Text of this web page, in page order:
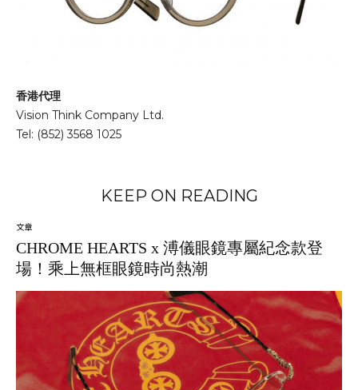
香港代理
Vision Think Company Ltd.
Tel: (852) 3568 1025
KEEP ON READING
文章
CHROME HEARTS x 溥儀眼鏡專屬紀念款登
場！乘上無框眼鏡時尚熱潮